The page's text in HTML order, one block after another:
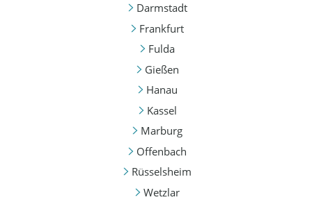
Darmstadt
Frankfurt
Fulda
Gießen
Hanau
Kassel
Marburg
Offenbach
Rüsselsheim
Wetzlar